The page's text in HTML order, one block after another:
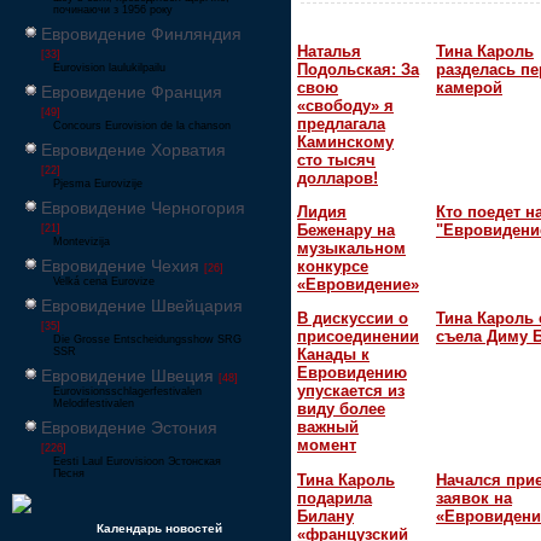
починаючи з 1956 року
Евровидение Финляндия
[33]
Eurovision laulukilpailu
Евровидение Франция
[49]
Concours Eurovision de la chanson
Евровидение Хорватия
[22]
Pjesma Eurovizije
Евровидение Черногория
[21]
Montevizija
Евровидение Чехия [26]
Velká cena Eurovize
Евровидение Швейцария
[35]
Die Grosse Entscheidungsshow SRG
SSR
Евровидение Швеция [48]
Eurovisionsschlagerfestivalen
Melodifestivalen
Евровидение Эстония
[226]
Eesti Laul Eurovisioon Эстонская
Песня
Календарь новостей
Наталья
Подольская: За
свою
«свободу» я
предлагала
Каминскому
сто тысяч
долларов!
Тина Кароль
разделась
камерой
Лидия
Беженару на
музыкальном
конкурсе
«Евровидение»
Кто поедет
В дискуссии о
присоединении
Канады к
Евровидению
упускается из
виду более
важный
момент
Тина Кароль
съела Диму
Тина Кароль
подарила
Билану
«французский
Начался
заявок на